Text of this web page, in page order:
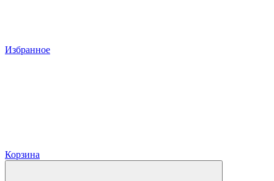
Избранное
Корзина